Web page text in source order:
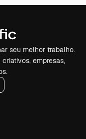
seu melhor trabalho.
empresas,